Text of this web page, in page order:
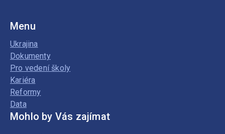
Menu
Ukrajina
Dokumenty
Pro vedení školy
Kariéra
Reformy
Data
Mohlo by Vás zajímat